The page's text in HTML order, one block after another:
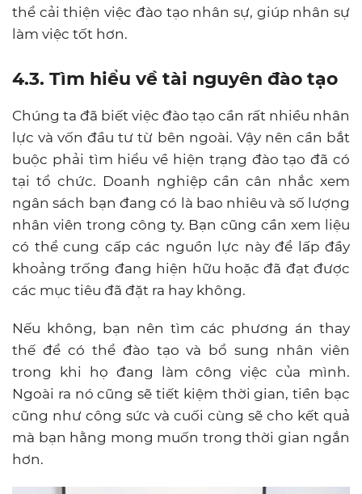
thể cải thiện việc đào tạo nhân sự, giúp nhân sự
làm việc tốt hơn.
4.3. Tìm hiểu về tài nguyên đào tạo
Chúng ta đã biết việc đào tạo cần rất nhiều nhân
lực và vốn đầu tư từ bên ngoài. Vậy nên cần bắt
buộc phải tìm hiểu về hiện trạng đào tạo đã có
tại tổ chức. Doanh nghiệp cần cân nhắc xem
ngân sách bạn đang có là bao nhiêu và số lượng
nhân viên trong công ty. Bạn cũng cần xem liệu
có thể cung cấp các nguồn lực này để lấp đầy
khoảng trống đang hiện hữu hoặc đã đạt được
các mục tiêu đã đặt ra hay không.
Nếu không, bạn nên tìm các phương án thay
thế để có thể đào tạo và bổ sung nhân viên
trong khi họ đang làm công việc của mình.
Ngoài ra nó cũng sẽ tiết kiệm thời gian, tiền bạc
cũng như công sức và cuối cùng sẽ cho kết quả
mà bạn hằng mong muốn trong thời gian ngắn
hơn.